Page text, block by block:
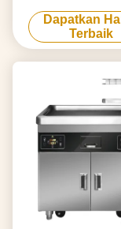
dan tepat
papan kelas
Hibachi Grill
Dapatkan
Terbaik